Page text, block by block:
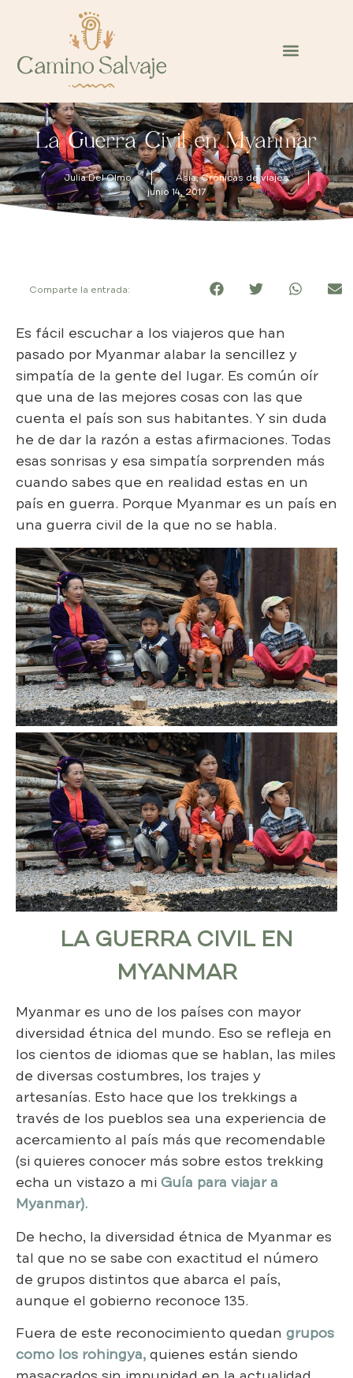
La Guerra Civil en Myanmar
Julia Del Olmo Asia,Crónicas de viajes
junio 14, 2017
Comparte la entrada:
Es fácil escuchar a los viajeros que han
pasado por Myanmar alabar la sencillez y
simpatía de la gente del lugar. Es común oír
que una de las mejores cosas con las que
cuenta el país son sus habitantes. Y sin duda
he de dar la razón a estas afirmaciones. Todas
esas sonrisas y esa simpatía sorprenden más
cuando sabes que en realidad estas en un
país en guerra. Porque Myanmar es un país en
una guerra civil de la que no se habla.
LA GUERRA CIVIL EN
MYANMAR
Myanmar es uno de los países con mayor
diversidad étnica del mundo. Eso se refleja en
los cientos de idiomas que se hablan, las miles
de diversas costumbres, los trajes y
artesanías. Esto hace que los trekkings a
través de los pueblos sea una experiencia de
acercamiento al país más que recomendable
(si quieres conocer más sobre estos trekking
echa un vistazo a mi Guía para viajar a
Myanmar).
De hecho, la diversidad étnica de Myanmar es
tal que no se sabe con exactitud el número
de grupos distintos que abarca el país,
aunque el gobierno reconoce 135.
Fuera de este reconocimiento quedan grupos
como los rohingya, quienes están siendo